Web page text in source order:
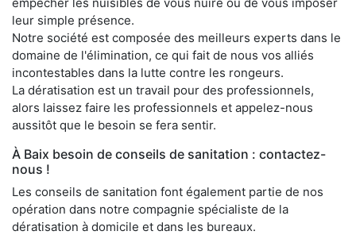
leur simple présence.
Notre société est composée des meilleurs experts dans le
domaine de l'élimination, ce qui fait de nous vos alliés
incontestables dans la lutte contre les rongeurs.
La dératisation est un travail pour des professionnels,
alors laissez faire les professionnels et appelez-nous
aussitôt que le besoin se fera sentir.
À Baix besoin de conseils de sanitation : contactez-
nous !
Les conseils de sanitation font également partie de nos
opération dans notre compagnie spécialiste de la
dératisation à domicile et dans les bureaux.